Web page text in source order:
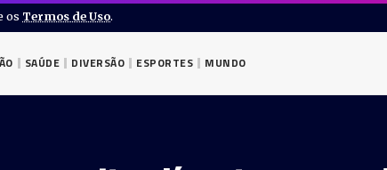
os Termos de Uso.
SAÚDE DIVERSÃO ESPORTES MUNDO